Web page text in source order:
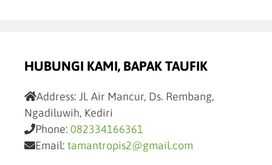
HUBUNGI KAMI, BAPAK TAUFIK
Address: Jl. Air Mancur, Ds. Rembang,
Ngadiluwih, Kediri
Phone: 082334166361
Email: tamantropis2@gmail.com